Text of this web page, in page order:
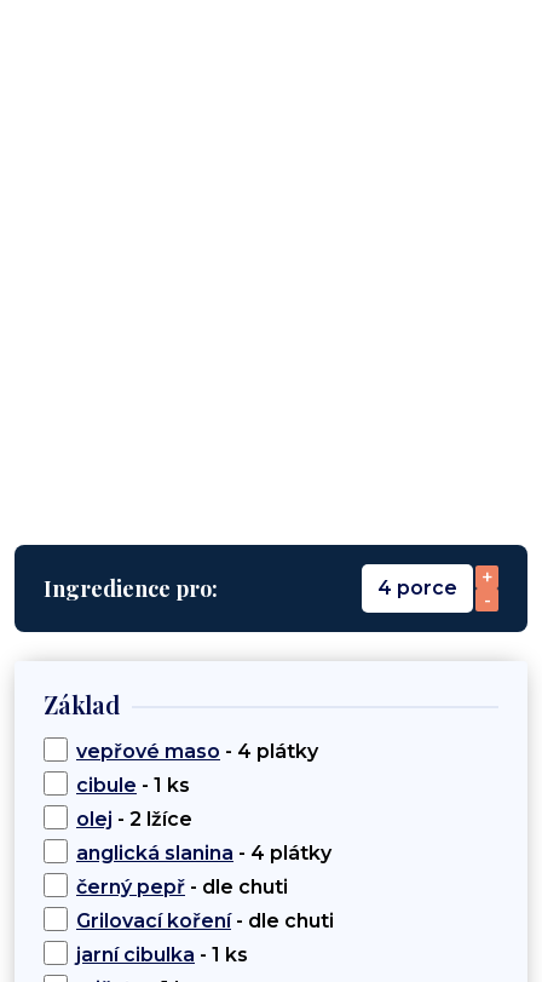
Ingredience pro: 4 porce
+
-
Základ
vepřové maso - 4 plátky
cibule - 1 ks
olej - 2 lžíce
anglická slanina - 4 plátky
černý pepř - dle chuti
Grilovací koření- dle chuti
jarní cibulka - 1 ks